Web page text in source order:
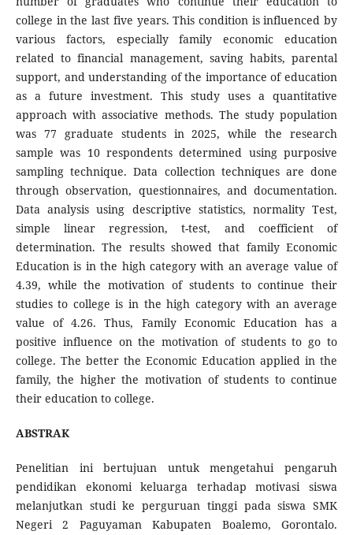
college in the last five years. This condition is influenced by
various factors, especially family economic education
related to financial management, saving habits, parental
support, and understanding of the importance of education
as a future investment. This study uses a quantitative
approach with associative methods. The study population
was 77 graduate students in 2025, while the research
sample was 10 respondents determined using purposive
sampling technique. Data collection techniques are done
through observation, questionnaires, and documentation.
Data analysis using descriptive statistics, normality Test,
simple linear regression, t-test, and coefficient of
determination. The results showed that family Economic
Education is in the high category with an average value of
4.39, while the motivation of students to continue their
studies to college is in the high category with an average
value of 4.26. Thus, Family Economic Education has a
positive influence on the motivation of students to go to
college. The better the Economic Education applied in the
family, the higher the motivation of students to continue
their education to college.
ABSTRAK
Penelitian ini bertujuan untuk mengetahui pengaruh
pendidikan ekonomi keluarga terhadap motivasi siswa
melanjutkan studi ke perguruan tinggi pada siswa SMK
Negeri 2 Paguyaman Kabupaten Boalemo, Gorontalo.